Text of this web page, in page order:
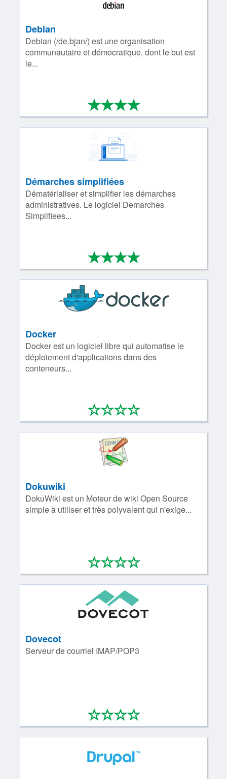
Debian
Debian (/de.bjan/) est une organisation
communautaire et démocratique, dont le but est
le...
****
4/4
Démarches simplifiées
Dématérialiser et simplifier les démarches
administratives. Le logiciel Demarches
Simplifiees...
****
4/4
Docker
Docker est un logiciel libre qui automatise le
déploiement d'applications dans des
conteneurs...
****
0/4
Dokuwiki
DokuWiki est un Moteur de wiki Open Source
simple à utiliser et très polyvalent qui n'exige...
****
0/4
Dovecot
Serveur de courriel IMAP/POP3
****
0/4